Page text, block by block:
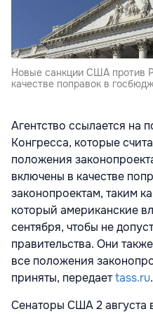
Новые санкции США против
качестве поправок в
Агентство ссылается на
Конгресса, которые
положения
включены в качестве
законопроектам, таким
который американские
сентября, чтобы не
правительства. Они
все положения
приняты, передаетtass.ru.
Сенаторы США 2 августа